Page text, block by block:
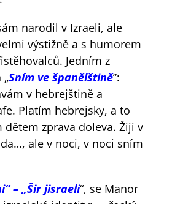
narodil v Izraeli, ale
výstižně a s humorem
Jedním z
Sním ve španělštině”:
v hebrejštině a
Platím hebrejsky, a to
dětem zprava doleva. Žiji v
ale v noci, v noci sním
– „Šir jisraeli“, se Manor